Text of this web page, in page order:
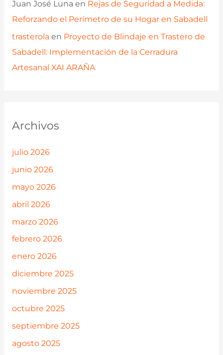
Juan José Luna en Rejas de Seguridad a Medida:
Reforzando el Perímetro de su Hogar en Sabadell
trasterola en Proyecto de Blindaje en Trastero de
Sabadell: Implementación de la Cerradura
Artesanal XAI ARAÑA
Archivos
julio 2026
junio 2026
mayo 2026
abril 2026
marzo 2026
febrero 2026
enero 2026
diciembre 2025
noviembre 2025
octubre 2025
septiembre 2025
agosto 2025